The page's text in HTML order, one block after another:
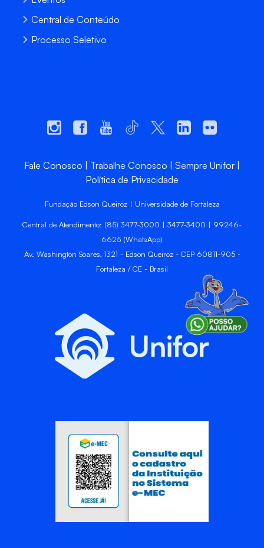
Central de Conteúdo
Processo Seletivo
Fale Conosco Trabalhe Conosco
Sempre Unifor
Política de Privacidade
Fundação Edson Queiroz | Universidade de Fortaleza
Central de Atendimento: (85) 3477-3000 | 3477-3400 | 99246-
6625 (WhatsApp)
Av. Washington Soares, 1321 - Edson Queiroz - CEP 60811-905 -
Fortaleza / CE - Brasil